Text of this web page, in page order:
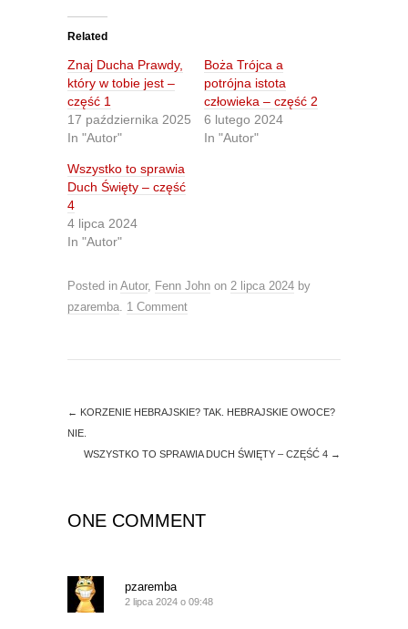
t
o
s
h
a
r
e
o
n
T
w
t
t
e
r
O
p
e
i
n
n
e
n
)
a
r
e
n
F
e
b
o
o
s
i
n
n
i
w
Related
Znaj Ducha Prawdy,
który w tobie jest –
część 1
17 października 2025
In "Autor"
Boża Trójca a
potrójna istota
człowieka – część 2
6 lutego 2024
In "Autor"
Wszystko to sprawia
Duch Święty – część
4
4 lipca 2024
In "Autor"
Posted in Autor, Fenn John on 2 lipca 2024 by
pzaremba 1 Comment
← KORZENIE HEBRAJSKIE? TAK. HEBRAJSKIE OWOCE?
NIE.
WSZYSTKO TO SPRAWIA DUCH ŚWIĘTY – CZĘŚĆ 4 →
ONE COMMENT
pzaremba
2 lipca 2024 o 09:48